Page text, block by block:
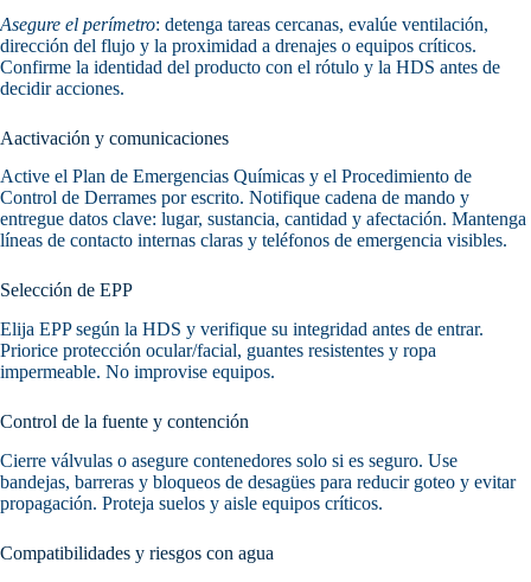
Asegure el perímetro: detenga tareas cercanas, evalúe ventilación,
dirección del flujo y la proximidad a drenajes o equipos críticos.
Confirme la identidad del producto con el rótulo y la HDS antes de
decidir acciones.
Aactivación y comunicaciones
Active el Plan de Emergencias Químicas y el Procedimiento de
Control de Derrames por escrito. Notifique cadena de mando y
entregue datos clave: lugar, sustancia, cantidad y afectación. Mantenga
líneas de contacto internas claras y teléfonos de emergencia visibles.
Selección de EPP
Elija EPP según la HDS y verifique su integridad antes de entrar.
Priorice protección ocular/facial, guantes resistentes y ropa
impermeable. No improvise equipos.
Control de la fuente y contención
Cierre válvulas o asegure contenedores solo si es seguro. Use
bandejas, barreras y bloqueos de desagües para reducir goteo y evitar
propagación. Proteja suelos y aisle equipos críticos.
Compatibilidades y riesgos con agua